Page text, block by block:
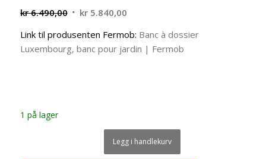
kr6.490,00 Opprinnelig
var:
kr 6.490,00.
kr5.840,00Nåværende
er:
kr 5.840,00.
Link til produsenten Fermob: Banc à dossier
Luxembourg, banc pour jardin | Fermob
1 på lager
Legg i handlekurv